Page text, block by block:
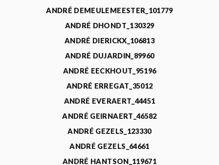
ANDRÉ DEMEULEMEESTER_101779
ANDRÉ DHONDT_130329
ANDRÉ DIERICKX_106813
ANDRÉ DUJARDIN_89960
ANDRÉ EECKHOUT_95196
ANDRÉ ERREGAT_35012
ANDRÉ EVERAERT_44451
ANDRÉ GEIRNAERT_46582
ANDRÉ GEZELS_123330
ANDRÉ GEZELS_64661
ANDRÉ HANTSON_119671